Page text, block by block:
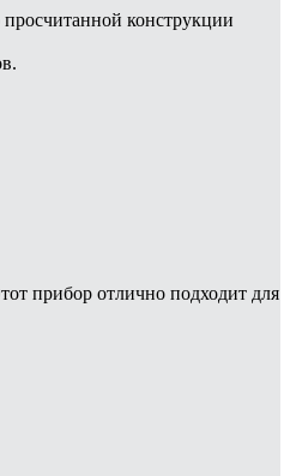
конструкции
прибор отлично подходит для